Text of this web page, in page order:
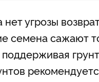
угрозы
семена сажают